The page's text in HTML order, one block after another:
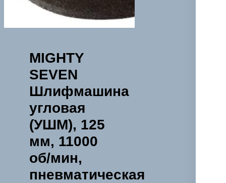
MIGHTY
SEVEN
Шлифмашина
угловая
(УШМ), 125
мм, 11000
об/мин,
пневматическая